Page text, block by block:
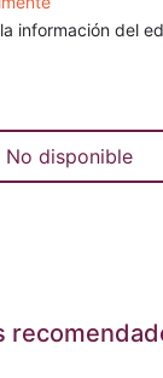
información del
No disponible